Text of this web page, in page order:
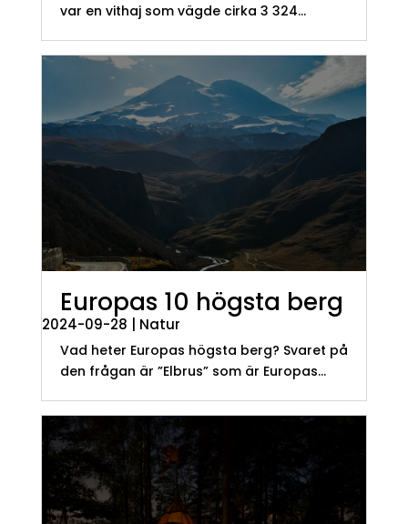
var en vithaj som vägde cirka 3 324...
Europas 10 högsta berg
2024-09-28 Natur
Vad heter Europas högsta berg? Svaret på
den frågan är ”Elbrus” som är Europas...